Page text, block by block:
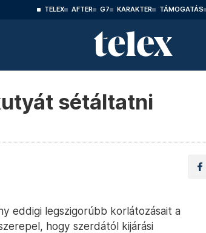
TELEX AFTER G7 KARAKTER TÁMOGATÁS
sétáltatni
eddigi legszigorúbb korlátozásait a
hogy szerdától kijárási